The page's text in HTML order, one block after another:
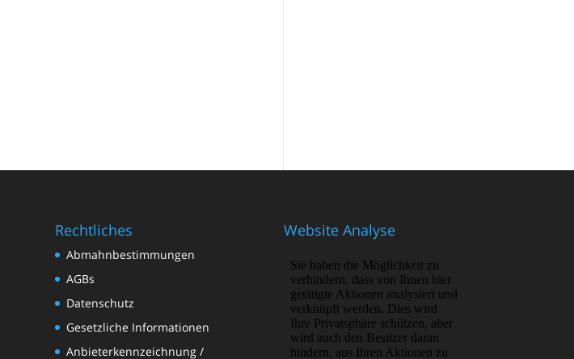
Rechtliches
Abmahnbestimmungen
AGBs
Datenschutz
Gesetzliche Informationen
Anbieterkennzeichnung /
Website Analyse